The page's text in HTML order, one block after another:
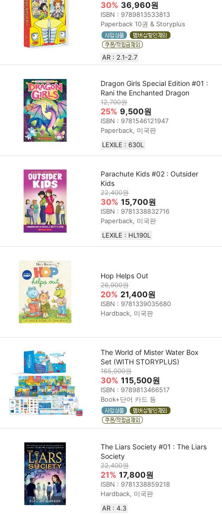
30% 36,960원
ISBN : 9789813533813
Paperback 10권 & Storyplus
AR : 2.1-2.7
Dragon Girls Special Edition #01 :
Rani the Enchanted Dragon
12,700원
25% 9,500원
ISBN : 9781546121947
Paperback, 미국판
LEXILE : 630L
Parachute Kids #02 : Outsider
Kids
22,400원
30% 15,700원
ISBN : 9781338832716
Paperback, 미국판
LEXILE : HL190L
Hop Helps Out
26,900원
20% 21,400원
ISBN : 9781339035680
Hardback, 미국판
The World of Mister Water Box
Set (WITH STORYPLUS)
165,000원
30% 115,500원
ISBN : 9789813466517
Book+단어 카드 등
The Liars Society #01 : The Liars
Society
22,400원
21% 17,800원
ISBN : 9781338859218
Hardback, 미국판
AR : 4.3